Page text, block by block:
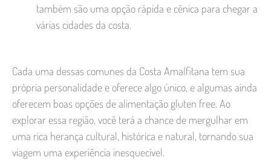
também são uma opção rápida e cênica para chegar a
várias cidades da costa.
Cada uma dessas comunes da Costa Amalfitana tem sua
própria personalidade e oferece algo único, e algumas ainda
oferecem boas opções de alimentação gluten free. Ao
explorar essa região, você terá a chance de mergulhar em
uma rica herança cultural, histórica e natural, tornando sua
viagem uma experiência inesquecível.